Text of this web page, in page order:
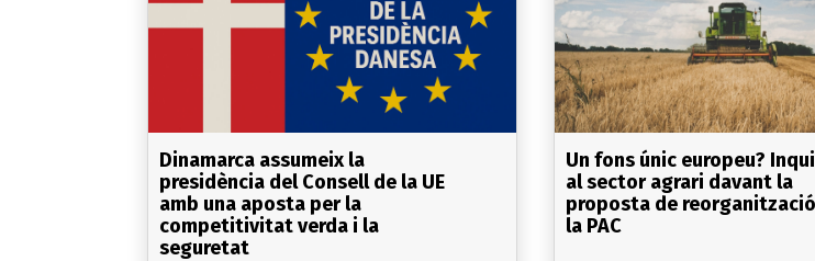
Dinamarca assumeix la
presidència del Consell de la UE
amb una aposta per la
competitivitat verda i la
seguretat
Un fons únic europeu?
al sector agrari davant la
proposta de
la PAC